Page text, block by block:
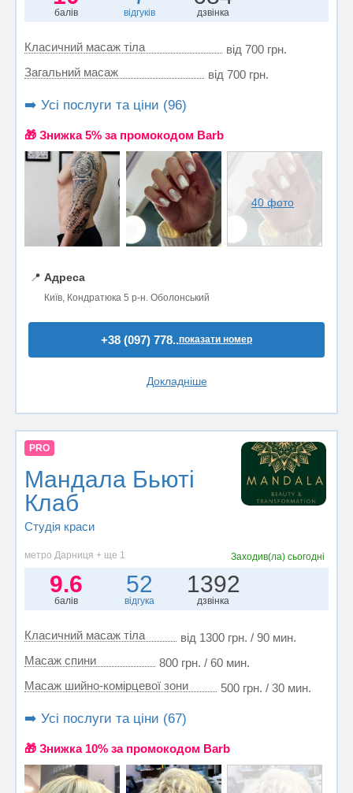
балів відгуків дзвінка
Класичний масаж тіла
від 700 грн.
Загальний масаж
від 700 грн.
➡️ Усі послуги та ціни (96)
🎁 Знижка 5% за промокодом Barb
40 фото
📍 Адреса
Київ, Кондратюка 5 р-н. Оболонський
+38 (097) 778..показати номер
Докладніше
PRO
Мандала Бьюті
Клаб
Студія краси
метро Дарниця + ще 1 Заходив(ла)сьогодні
9.6
балів
52
відгука
1392
дзвінка
Класичний масаж тіла
від 1300 грн. / 90 мин.
Масаж спини
800 грн. / 60 мин.
Масаж шийно-комірцевої зони
500 грн. / 30 мин.
➡️ Усі послуги та ціни (67)
🎁 Знижка 10% за промокодом Barb